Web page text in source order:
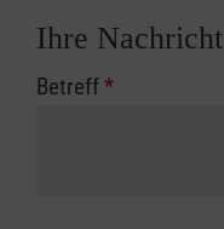
Ihre Nachricht
Betreff*